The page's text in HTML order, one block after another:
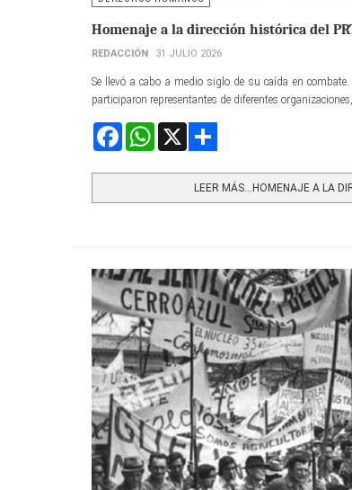
Homenaje a la dirección histórica del
REDACCIÓN 31 JULIO 2026
Se llevó a cabo a medio siglo de su caída en
participaron representantes de diferentes
FacebookWhatsApp
LEER MÁS…HOMENAJE A LA